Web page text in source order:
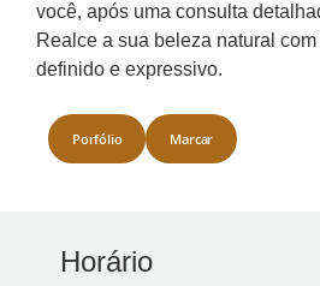
você, após uma consulta
Realce a sua beleza natural
definido e expressivo.
Porfólio Marcar
Horário